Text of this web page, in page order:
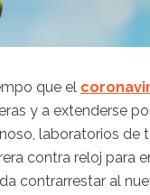
que el
y a extenderse
laboratorios de
contra reloj para
contrarrestar al